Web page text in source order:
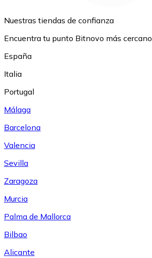
Nuestras tiendas de confianza
Encuentra tu punto Bitnovo más cercano
España
Italia
Portugal
Málaga
Barcelona
Valencia
Sevilla
Zaragoza
Murcia
Palma de Mallorca
Bilbao
Alicante